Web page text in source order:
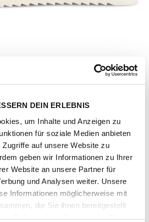
DEIN ERLEBNIS
um Inhalte und Anzeigen zu
für soziale Medien anbieten
auf unsere Website zu
geben wir Informationen zu Ihrer
Website an unsere Partner für
und Analysen weiter. Unsere
Informationen möglicherweise mit
die Sie ihnen bereitgestellt
im Rahmen Ihrer Nutzung der Dienste
met-LDS-beige-k-gold
(LDS) beige